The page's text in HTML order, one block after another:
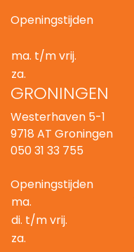
Openingstijden
ma. t/m vrij.
za.
GRONINGEN
Westerhaven 5-1
9718 AT Groningen
050 31 33 755
Openingstijden
ma.
di. t/m vrij.
za.